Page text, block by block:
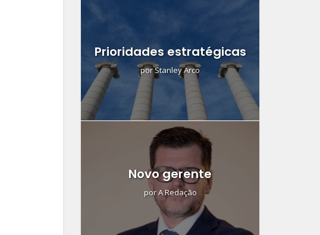
Prioridades estratégicas
porStanley Arco
Novo gerente
porA Redação